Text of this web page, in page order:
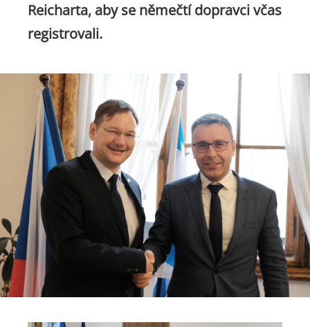
Reicharta, aby se němečtí dopravci včas
registrovali.